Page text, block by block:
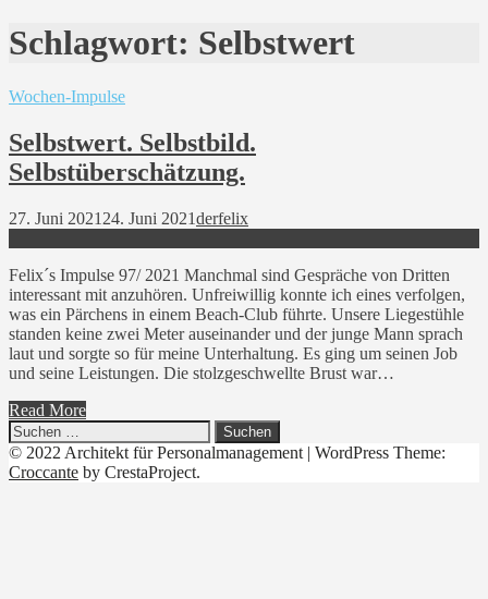
Schlagwort: Selbstwert
Wochen-Impulse
Selbstwert. Selbstbild.
Selbstüberschätzung.
27. Juni 2021 24. Juni 2021derfelix
Felix´s Impulse 97/ 2021 Manchmal sind Gespräche von Dritten
interessant mit anzuhören. Unfreiwillig konnte ich eines verfolgen,
was ein Pärchens in einem Beach-Club führte. Unsere Liegestühle
standen keine zwei Meter auseinander und der junge Mann sprach
laut und sorgte so für meine Unterhaltung. Es ging um seinen Job
und seine Leistungen. Die stolzgeschwellte Brust war…
Read More
Suchen
nach:
© 2022 Architekt für Personalmanagement | WordPress Theme:
Croccante by CrestaProject.